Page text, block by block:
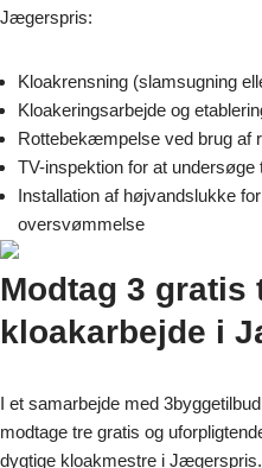
Jægerspris:
Kloakrensning (slamsugning
Kloakeringsarbejde og
Rottebekæmpelse ved brug af
TV-inspektion for at undersøge
Installation af højvandslukke
oversvømmelse
Modtag 3 gratis
kloakarbejde i
I et samarbejde med
modtage tre gratis og
dygtige kloakmestre i Jægerspris.